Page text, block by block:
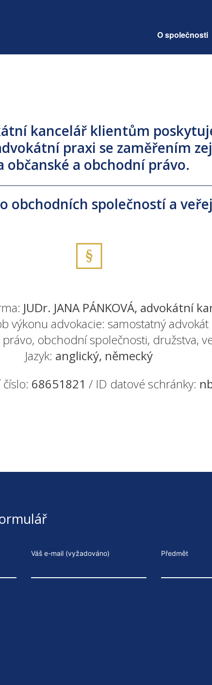
O společnosti
kancelář klientům
praxi se zaměřením
občanské a obchodní právo.
obchodních společností a
JUDr. JANA PÁNKOVÁ, advokátní
výkonu advokacie: samostatný advokát
obchodní společnosti, družstva,
Jazyk: anglický, německý
68651821 / ID datové schránky:
Váš e-mail (vyžadováno) Předmět